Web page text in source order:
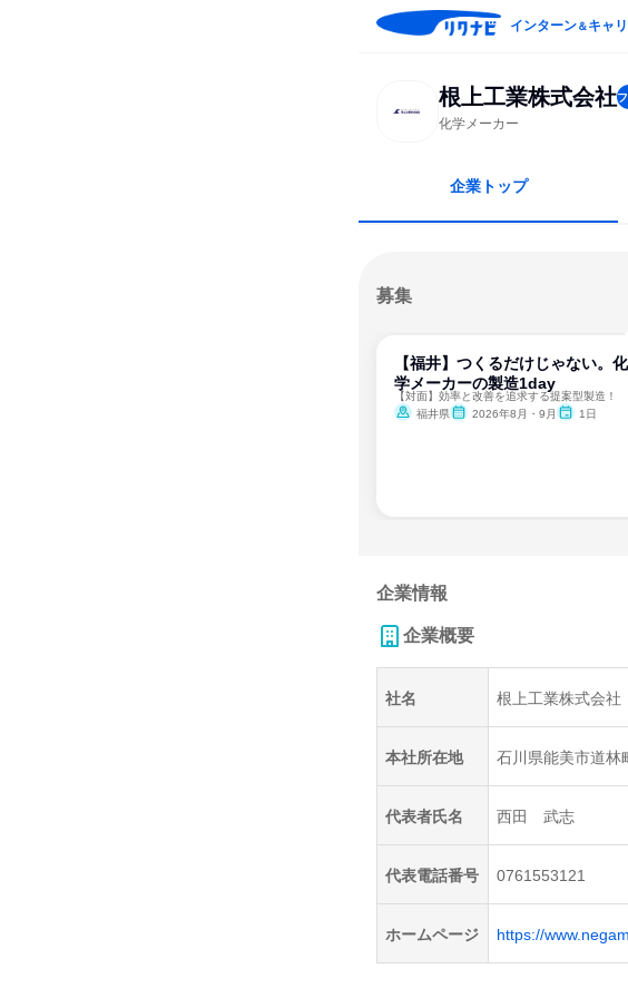
インターン＆キャ
根上工業株式会社
化学メーカー
企業トップ
募集
【福井】つくるだけじゃない。化
学メーカーの製造1day
【対面】効率と改善を追求する提案型製造！
福井県
2026年8月・9月 1日
企業情報
企業概要
社名 根上工業株式会社
本社所在地 石川県能美市道林
代表者氏名 西田 武志
代表電話番号 0761553121
ホームページ https://